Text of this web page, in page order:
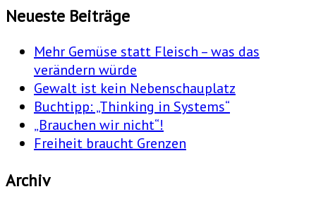
Neueste Beiträge
Mehr Gemüse statt Fleisch – was das
verändern würde
Gewalt ist kein Nebenschauplatz
Buchtipp: „Thinking in Systems“
„Brauchen wir nicht“!
Freiheit braucht Grenzen
Archiv